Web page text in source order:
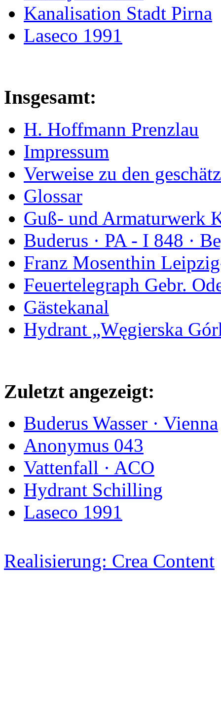
Kanalisation Stadt Pirna
Laseco 1991
Insgesamt:
H. Hoffmann Prenzlau
Impressum
Verweise zu den
Glossar
Guß- und Armaturwerk
Buderus · PA - I 848 ·
Franz Mosenthin
Feuertelegraph Gebr.
Gästekanal
Hydrant „Węgierska
Zuletzt angezeigt:
Buderus Wasser · Vienna
Anonymus 043
Vattenfall · ACO
Hydrant Schilling
Laseco 1991
Realisierung: Crea Content